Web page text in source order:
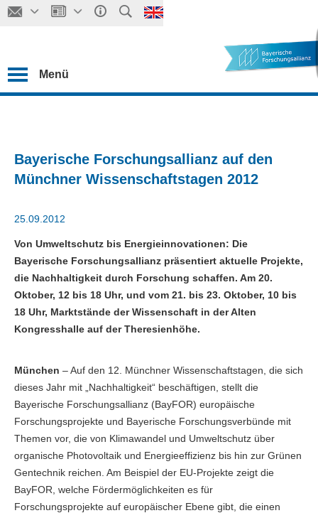
Menü
Bayerische Forschungsallianz auf den
Münchner Wissenschaftstagen 2012
25.09.2012
Von Umweltschutz bis Energieinnovationen: Die
Bayerische Forschungsallianz präsentiert aktuelle Projekte,
die Nachhaltigkeit durch Forschung schaffen. Am 20.
Oktober, 12 bis 18 Uhr, und vom 21. bis 23. Oktober, 10 bis
18 Uhr, Marktstände der Wissenschaft in der Alten
Kongresshalle auf der Theresienhöhe.
München – Auf den 12. Münchner Wissenschaftstagen, die sich
dieses Jahr mit „Nachhaltigkeit“ beschäftigen, stellt die
Bayerische Forschungsallianz (BayFOR) europäische
Forschungsprojekte und Bayerische Forschungsverbünde mit
Themen vor, die von Klimawandel und Umweltschutz über
organische Photovoltaik und Energieeffizienz bis hin zur Grünen
Gentechnik reichen. Am Beispiel der EU-Projekte zeigt die
BayFOR, welche Fördermöglichkeiten es für
Forschungsprojekte auf europäischer Ebene gibt, die einen